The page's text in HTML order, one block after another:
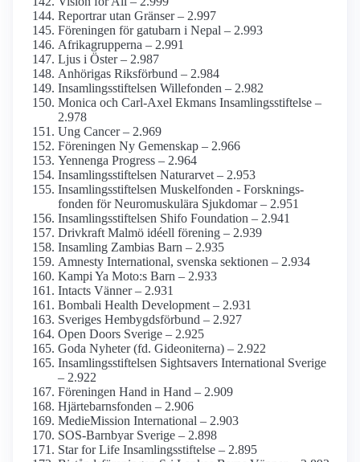
Reportrar utan Gränser – 2.997
Föreningen för gatubarn i Nepal – 2.993
Afrikagrupperna – 2.991
Ljus i Öster – 2.987
Anhörigas Riksförbund – 2.984
Insamlings­stiftelsen Willefonden – 2.982
Monica och Carl-Axel Ekmans Insamlings­stiftelse –
2.978
Ung Cancer – 2.969
Föreningen Ny Gemenskap – 2.966
Yennenga Progress – 2.964
Insamlings­stiftelsen Naturarvet – 2.953
Insamlings­stiftelsen Muskelfonden - Forsknings­
fonden för Neuro­muskulära Sjukdomar – 2.951
Insamlings­stiftelsen Shifo Foundation – 2.941
Drivkraft Malmö idéell förening – 2.939
Insamling Zambias Barn – 2.935
Amnesty International, svenska sektionen – 2.934
Kampi Ya Moto:s Barn – 2.933
Intacts Vänner – 2.931
Bombali Health Development – 2.931
Sveriges Hembygds­förbund – 2.927
Open Doors Sverige – 2.925
Goda Nyheter (fd. Gideoniterna) – 2.922
Insamlings­stiftelsen Sightsavers International Sverige
– 2.922
Föreningen Hand in Hand – 2.909
Hjärtebarns­fonden – 2.906
MedieMission International – 2.903
SOS-Barnbyar Sverige – 2.898
Star for Life Insamlings­stiftelse – 2.895